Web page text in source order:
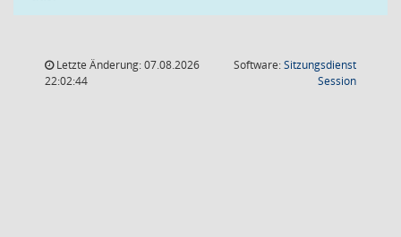
Letzte Änderung: 07.08.2026
22:02:44
Software:Sitzungsdienst
Session(Wird in